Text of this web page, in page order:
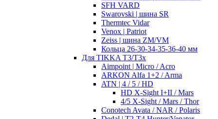
SFH VARD
Swarovski | шина SR
Thermtec Vidar
Venox | Patriot
Zeiss | шина ZM/VM
Кольца 26-30-34-35-36-40 мм
Для TIKKA T3/T3x
Aimpoint | Micro / Acro
ARKON Alfa 1+2 / Arma
ATN | 4 / 5 / HD
HD X-Sight I+II / Mars
4/5 X-Sight / Mars / Thor
Conotech Avata / NAR / Polaris